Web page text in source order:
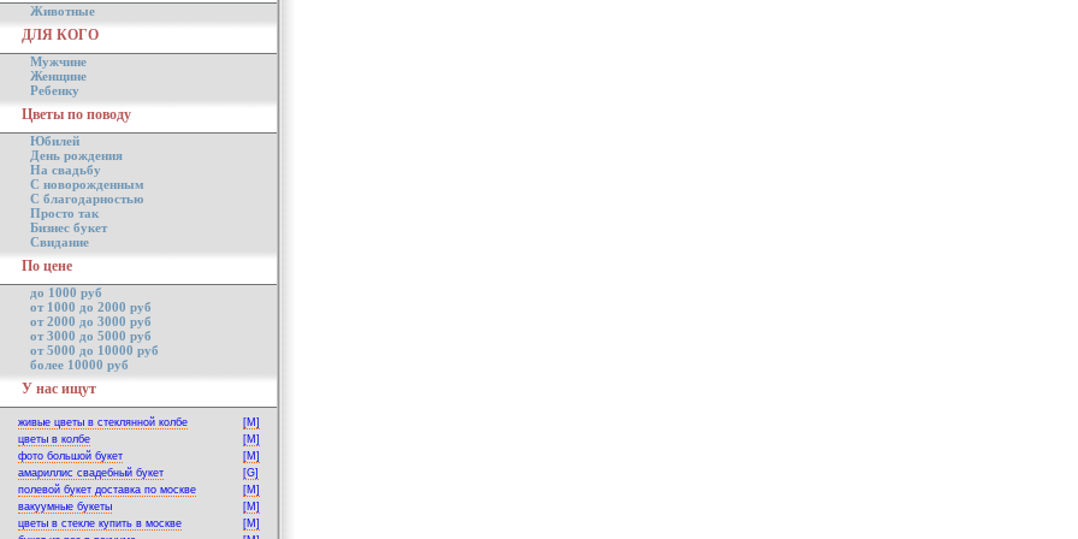
Животные
ДЛЯ КОГО
Мужчине
Женщине
Ребенку
Цветы по поводу
Юбилей
День рождения
На свадьбу
С новорожденным
С благодарностью
Просто так
Бизнес букет
Свидание
По цене
до 1000 руб
от 1000 до 2000 руб
от 2000 до 3000 руб
от 3000 до 5000 руб
от 5000 до 10000 руб
более 10000 руб
У нас ищут
живые цветы в стеклянной колбе
[M]
цветы в колбе
[M]
фото большой букет
[M]
амариллис свадебный букет
[G]
полевой букет доставка по москве
[M]
вакуумные букеты
[M]
цветы в стекле купить в москве
[M]